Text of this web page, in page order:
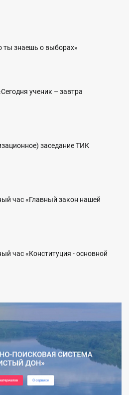
ты знаешь о выборах»
ученик – завтра
заседание ТИК
час «Главный закон нашей
час «Конституция - основной